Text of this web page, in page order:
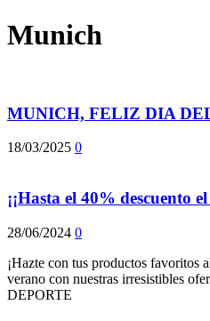
Munich
MUNICH, FELIZ DIA
18/03/2025 0
¡¡Hasta el 40% descuento
28/06/2024 0
¡Hazte con tus productos favoritos
verano con nuestras irresistibles
DEPORTE